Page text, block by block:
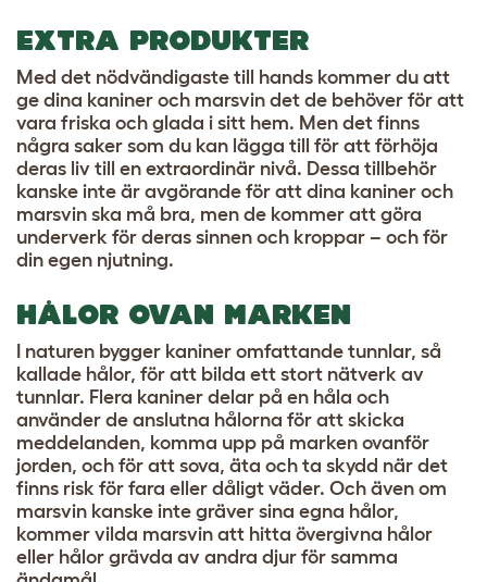
EXTRA PRODUKTER
Med det nödvändigaste till hands kommer du att
ge dina kaniner och marsvin det de behöver för att
vara friska och glada i sitt hem. Men det finns
några saker som du kan lägga till för att förhöja
deras liv till en extraordinär nivå. Dessa tillbehör
kanske inte är avgörande för att dina kaniner och
marsvin ska må bra, men de kommer att göra
underverk för deras sinnen och kroppar – och för
din egen njutning.
HÅLOR OVAN MARKEN
I naturen bygger kaniner omfattande tunnlar, så
kallade hålor, för att bilda ett stort nätverk av
tunnlar. Flera kaniner delar på en håla och
använder de anslutna hålorna för att skicka
meddelanden, komma upp på marken ovanför
jorden, och för att sova, äta och ta skydd när det
finns risk för fara eller dåligt väder. Och även om
marsvin kanske inte gräver sina egna hålor,
kommer vilda marsvin att hitta övergivna hålor
eller hålor grävda av andra djur för samma